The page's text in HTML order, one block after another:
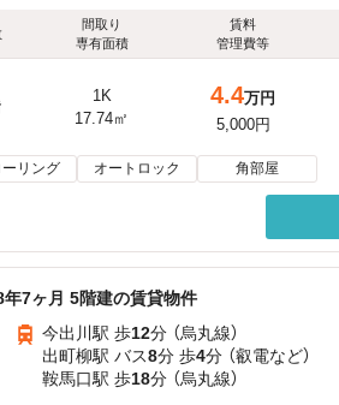
間取り
専有面積
賃料
管理費等
1K
17.74㎡
4.4万円
5,000円
ーリング オートロック 角部屋
7ヶ月 5階建の賃貸物件
今出川駅 歩12分 （烏丸線）
出町柳駅 バス8分 歩4分 （叡電など）
鞍馬口駅 歩18分 （烏丸線）